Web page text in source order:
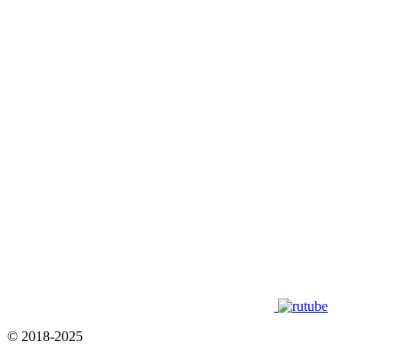
© 2018-2025